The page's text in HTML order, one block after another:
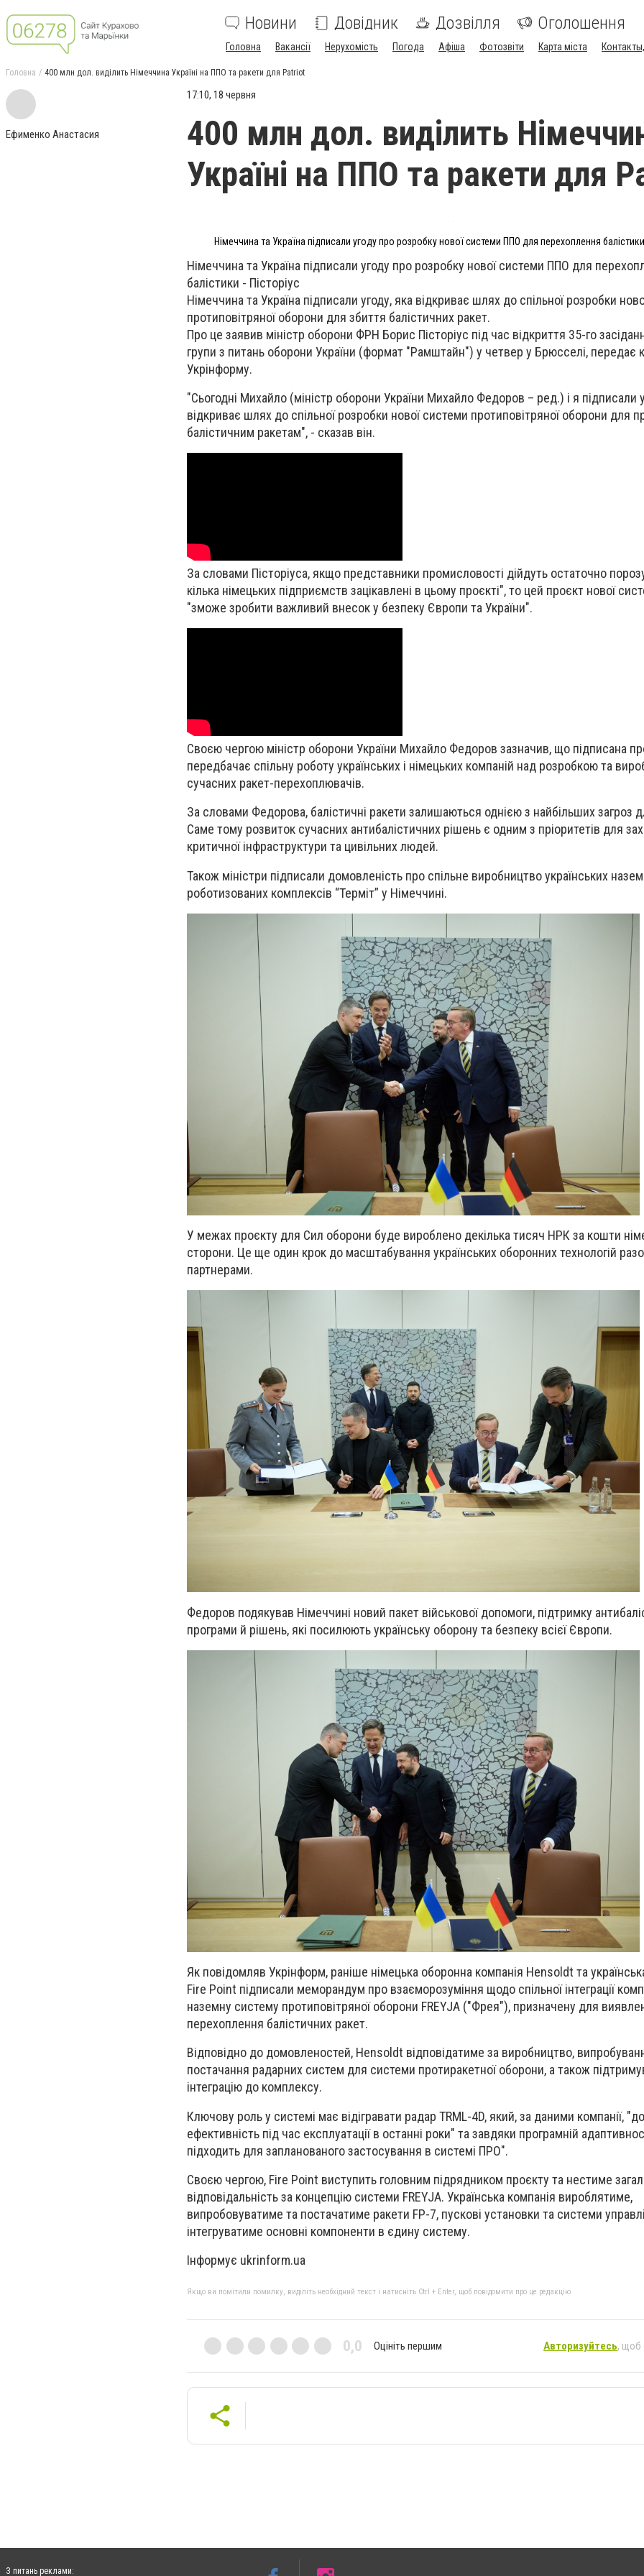
Новини Довідник Дозвілля Оголошення
Головна Вакансії Нерухомість Погода Афіша Фотозвіти Карта міста
Головна 400 млн дол. виділить Німеччина Україні на ППО та ракети для Patriot
Ефименко Анастасия
17:10, 18 червня
400 млн дол. виділить
Україні на ППО та ракети для
Німеччина та Україна підписали угоду про розробку нової системи ППО для перехоплення балістики
Німеччина та Україна підписали угоду про розробку нової системи ППО для
балістики - Пісторіус
Німеччина та Україна підписали угоду, яка відкриває шлях до спільної розробки
протиповітряної оборони для збиття балістичних ракет.
Про це заявив міністр оборони ФРН Борис Пісторіус під час відкриття 35-го
групи з питань оборони України (формат "Рамштайн") у четвер у Брюсселі, передає
Укрінформу.
"Сьогодні Михайло (міністр оборони України Михайло Федоров – ред.) і я підписали
відкриває шлях до спільної розробки нової системи протиповітряної оборони для
балістичним ракетам", - сказав він.
За словами Пісторіуса, якщо представники промисловості дійдуть остаточно
кілька німецьких підприємств зацікавлені в цьому проєкті", то цей проєкт нової
"зможе зробити важливий внесок у безпеку Європи та України".
Своєю чергою міністр оборони України Михайло Федоров зазначив, що підписана
передбачає спільну роботу українських і німецьких компаній над розробкою та
сучасних ракет-перехоплювачів.
За словами Федорова, балістичні ракети залишаються однією з найбільших загроз
Саме тому розвиток сучасних антибалістичних рішень є одним з пріоритетів для
критичної інфраструктури та цивільних людей.
Також міністри підписали домовленість про спільне виробництво українських
роботизованих комплексів “Терміт” у Німеччині.
У межах проєкту для Сил оборони буде вироблено декілька тисяч НРК за кошти
сторони. Це ще один крок до масштабування українських оборонних технологій
партнерами.
Федоров подякував Німеччині новий пакет військової допомоги, підтримку
програми й рішень, які посилюють українську оборону та безпеку всієї Європи.
Як повідомляв Укрінформ, раніше німецька оборонна компанія Hensoldt та
Fire Point підписали меморандум про взаєморозуміння щодо спільної інтеграції
наземну систему протиповітряної оборони FREYJA ("Фрея"), призначену для
перехоплення балістичних ракет.
Відповідно до домовленостей, Hensoldt відповідатиме за виробництво,
постачання радарних систем для системи протиракетної оборони, а також
інтеграцію до комплексу.
Ключову роль у системі має відігравати радар TRML-4D, який, за даними компанії,
ефективність під час експлуатації в останні роки" та завдяки програмній
підходить для запланованого застосування в системі ПРО".
Своєю чергою, Fire Point виступить головним підрядником проєкту та нестиме
відповідальність за концепцію системи FREYJA. Українська компанія вироблятиме,
випробовуватиме та постачатиме ракети FP-7, пускові установки та системи
інтегруватиме основні компоненти в єдину систему.
Інформує ukrinform.ua
Якщо ви помітили помилку, виділіть необхідний текст і натисніть Ctrl + Enter, щоб повідомити про це редакцію
0,0 Оцініть першим Авторизуйтесь, щоб
З питань реклами: